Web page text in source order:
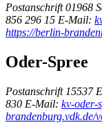
Postanschrift 01968
856 296 15 E-Mail:
https://berlin-
Oder-Spree
Postanschrift 15537
830 E-Mail: kv-oder-
brandenburg.vdk.de/